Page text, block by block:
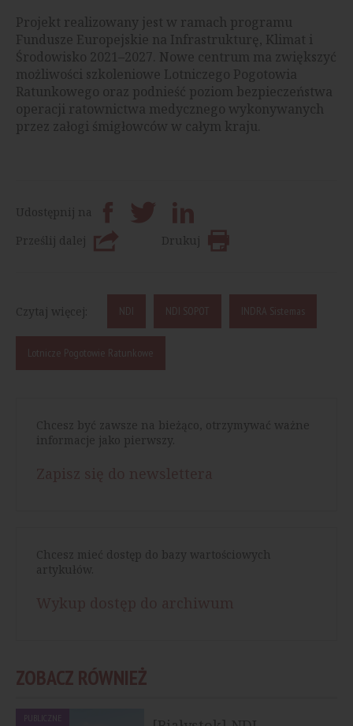
Projekt realizowany jest w ramach programu
Fundusze Europejskie na Infrastrukturę, Klimat i
Środowisko 2021–2027. Nowe centrum ma zwiększyć
możliwości szkoleniowe Lotniczego Pogotowia
Ratunkowego oraz podnieść poziom bezpieczeństwa
operacji ratownictwa medycznego wykonywanych
przez załogi śmigłowców w całym kraju.
Udostępnij na
Prześlij dalej
Drukuj
Czytaj więcej: NDI NDI SOPOT INDRA Sistemas
Lotnicze Pogotowie Ratunkowe
Chcesz być zawsze na bieżąco, otrzymywać ważne
informacje jako pierwszy.
Chcesz mieć dostęp do bazy wartościowych
artykułów.
ZOBACZ RÓWNIEŻ
PUBLICZNE